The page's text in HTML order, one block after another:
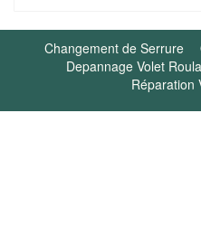
Changement de Serrure
Depannage Volet
Réparation